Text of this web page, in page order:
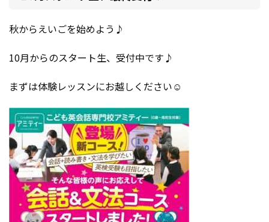
秋からえいごを始めよう♪
10月からのスタート生、受付中です♪
まずは体験レッスンにお越しください☺